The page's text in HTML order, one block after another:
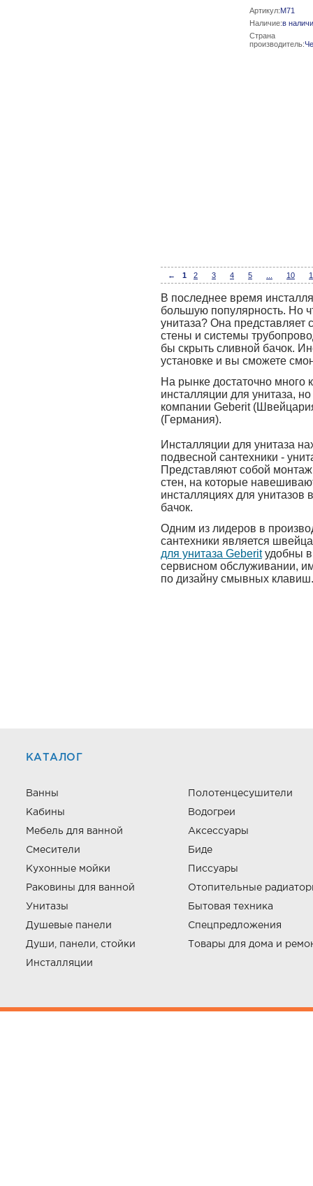
Артикул:M71
Наличие:в
Страна
производитель:
← 1 2 3 4 5 10
В последнее время
большую популярность. Но
унитаза? Она представляет
стены и системы
бы скрыть сливной бачок.
установке и вы сможете
На рынке достаточно много
инсталляции для унитаза,
компании Geberit
(Германия).
Инсталляции для унитаза
подвесной сантехники -
Представляют собой
стен, на которые
инсталляциях для унитазов
бачок.
Одним из лидеров в
сантехники является
для унитаза Geberitудобны в
сервисном обслуживании,
по дизайну смывных клавиш.
КАТАЛОГ
Ванны
Кабины
Мебель для ванной
Смесители
Кухонные мойки
Раковины для ванной
Унитазы
Душевые панели
Души, панели, стойки
Инсталляции
Полотенцесушители
Водогреи
Аксессуары
Биде
Писсуары
Отопительные
Бытовая техника
Спецпредложения
Товары для дома и